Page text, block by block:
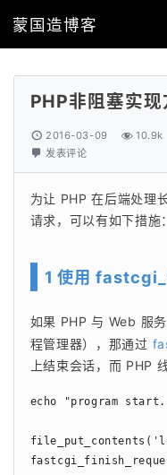
蒙国造博客
PHP非阻塞实现
2016-03-09 10.9k
发表评论
为让 PHP 在后端处理
请求，可以有如下措施：
1 使用
如果 PHP 与 Web 服
程管理器），那通过
上结束会话，而 PHP
echo "program